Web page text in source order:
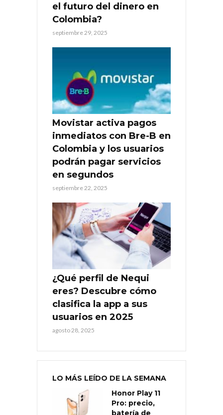
el futuro del dinero en
Colombia?
septiembre 29, 2025
Movistar activa pagos
inmediatos con Bre-B en
Colombia y los usuarios
podrán pagar servicios
en segundos
septiembre 22, 2025
¿Qué perfil de Nequi
eres? Descubre cómo
clasifica la app a sus
usuarios en 2025
agosto 28, 2025
LO MÁS LEÍDO DE LA SEMANA
Honor Play 11
Pro: precio,
batería de